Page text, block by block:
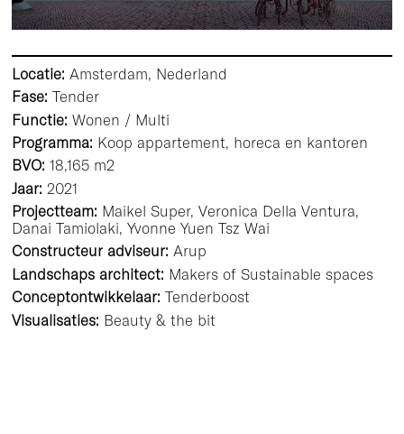
Locatie: Amsterdam, Nederland
Fase: Tender
Functie: Wonen / Multi
Programma: Koop appartement, horeca en kantoren
BVO: 18,165 m2
Jaar: 2021
Projectteam: Maikel Super, Veronica Della Ventura,
Danai Tamiolaki, Yvonne Yuen Tsz Wai
Constructeur adviseur: Arup
Landschaps architect: Makers of Sustainable spaces
Conceptontwikkelaar: Tenderboost
Visualisaties: Beauty & the bit